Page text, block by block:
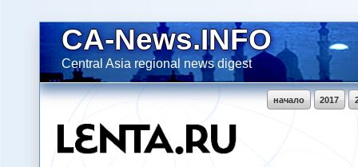
CA-News.INFO
Central Asia regional news digest
2017
начало